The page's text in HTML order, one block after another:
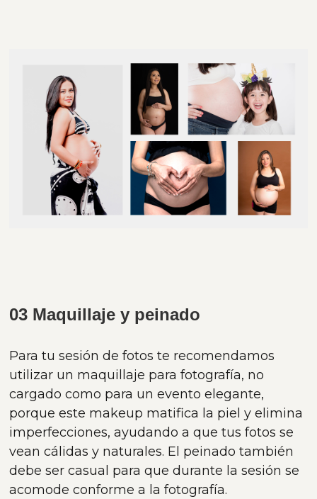
03 Maquillaje y peinado
Para tu sesión de fotos te recomendamos
utilizar un maquillaje para fotografía, no
cargado como para un evento elegante,
porque este makeup matifica la piel y elimina
imperfecciones, ayudando a que tus fotos se
vean cálidas y naturales. El peinado también
debe ser casual para que durante la sesión se
acomode conforme a la fotografía.